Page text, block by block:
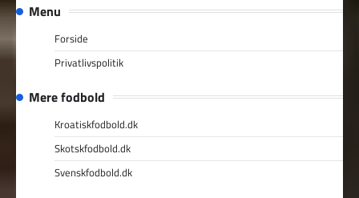
Menu
Forside
Privatlivspolitik
Mere fodbold
Kroatiskfodbold.dk
Skotskfodbold.dk
Svenskfodbold.dk